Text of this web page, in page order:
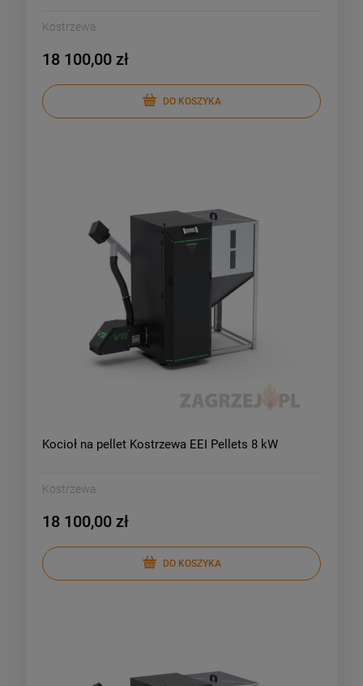
Kostrzewa
18 100,00 zł
DO KOSZYKA
Kocioł na pellet Kostrzewa EEI Pellets 8 kW
Kostrzewa
18 100,00 zł
DO KOSZYKA